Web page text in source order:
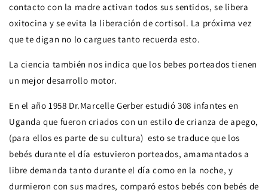
contacto con la madre activan todos sus sentidos, se libera
oxitocina y se evita la liberación de cortisol. La próxima vez
que te digan no lo cargues tanto recuerda esto.
La ciencia también nos indica que los bebes porteados tienen
un mejor desarrollo motor.
En el año 1958 Dr.Marcelle Gerber estudió 308 infantes en
Uganda que fueron criados con un estilo de crianza de apego,
(para ellos es parte de su cultura) esto se traduce que los
bebés durante el día estuvieron porteados, amamantados a
libre demanda tanto durante el día como en la noche, y
durmieron con sus madres, comparó estos bebés con bebés de